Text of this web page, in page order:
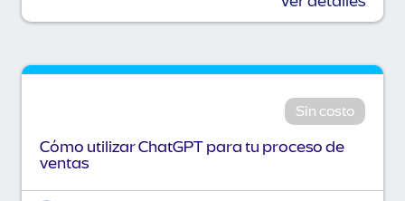
Sin costo
Cómo utilizar ChatGPT para tu proceso de
ventas